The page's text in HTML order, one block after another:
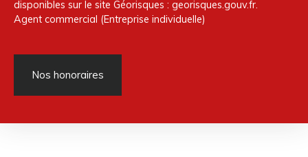
disponibles sur le site Géorisques : georisques.gouv.fr.
Agent commercial (Entreprise individuelle)
Nos honoraires